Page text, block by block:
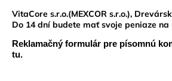
VitaCore s.r.o.(MEXCOR s.r.o.),
Do 14 dní budete mať svoje peniaze na
Reklamačnýformulár pre písomnú
tu.